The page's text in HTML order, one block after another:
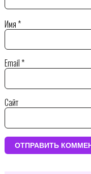
Имя*
Email*
Сайт